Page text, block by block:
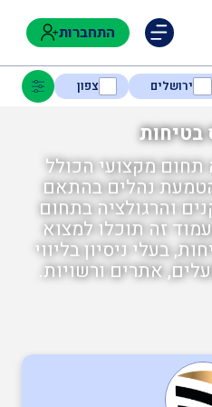
התחברות
ירושלים צפון
מקצועי הכולל
נהלים בהתאם
והרגולציה בתחום
זה תוכלו למצוא
בעלי ניסיון בליווי
אתרים ורשויות.
ומצבי חירום